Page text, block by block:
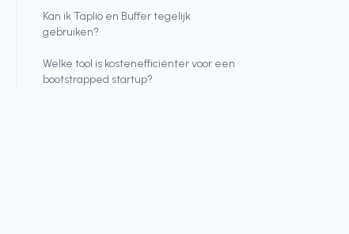
Kan ik Taplio en Buffer tegelijk
gebruiken?
Welke tool is kostenefficiënter voor een
bootstrapped startup?